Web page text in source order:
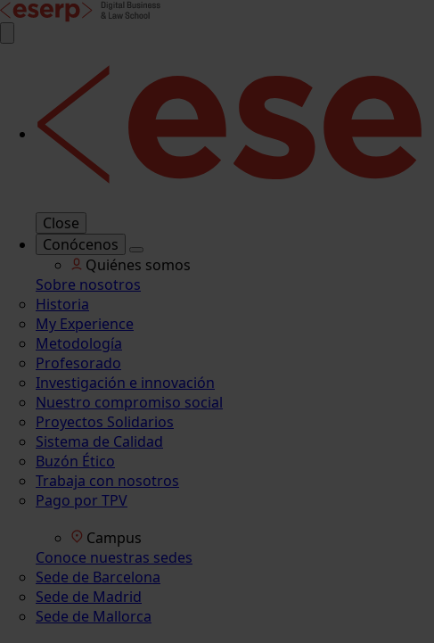
Close
Conócenos
Quiénes somos
Sobre nosotros
Historia
My Experience
Metodología
Profesorado
Investigación e innovación
Nuestro compromiso social
Proyectos Solidarios
Sistema de Calidad
Buzón Ético
Trabaja con nosotros
Pago por TPV
Campus
Conoce nuestras sedes
Sede de Barcelona
Sede de Madrid
Sede de Mallorca